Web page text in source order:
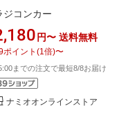
ジコンカー
円〜 送料無料
ポイント (1倍)〜
までの注文で最短8/8お届け
ナミオオンラインストア